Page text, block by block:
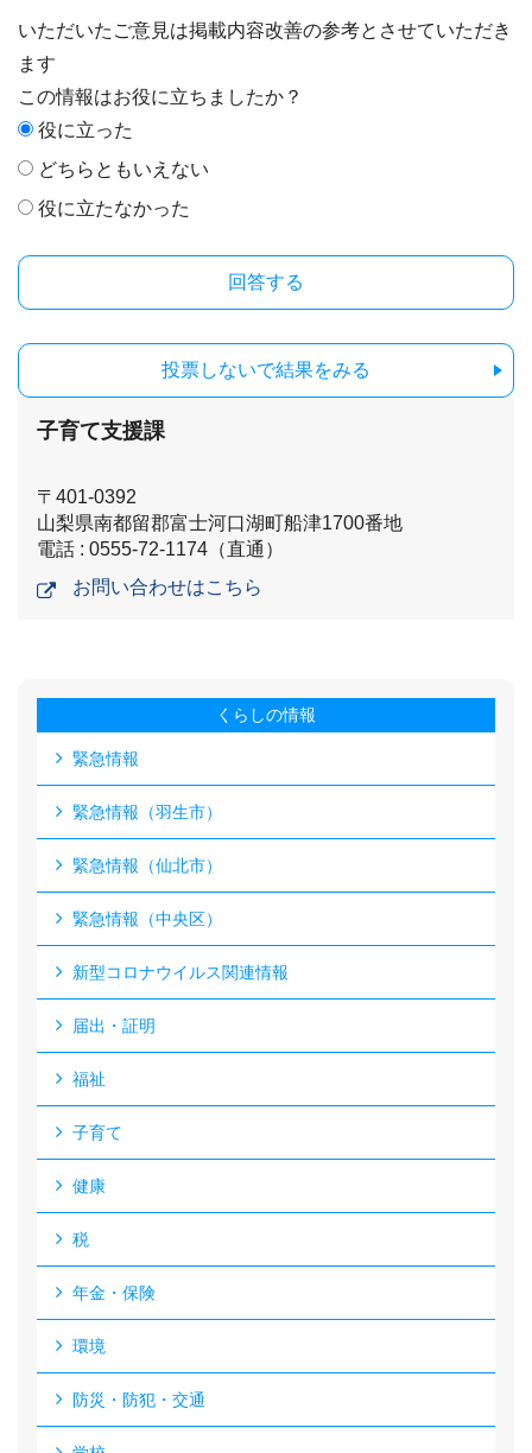
いただいたご意見は掲載内容改善の参考とさせていただき
ます
この情報はお役に立ちましたか？
役に立った
どちらともいえない
役に立たなかった
投票しないで結果をみる
子育て支援課
〒401-0392
山梨県南都留郡富士河口湖町船津1700番地
電話 : 0555-72-1174（直通）
お問い合わせはこちら
くらしの情報
緊急情報
緊急情報（羽生市）
緊急情報（仙北市）
緊急情報（中央区）
新型コロナウイルス関連情報
届出・証明
福祉
子育て
健康
税
年金・保険
環境
防災・防犯・交通